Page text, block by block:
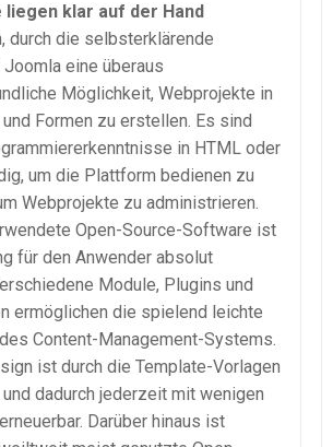
liegen klar auf der Hand
durch die selbsterklärende
eine überaus
Möglichkeit, Webprojekte in
Formen zu erstellen. Es sind
in HTML oder
um die Plattform bedienen zu
Webprojekte zu administrieren.
Open-Source-Software ist
für den Anwender absolut
Module, Plugins und
ermöglichen die spielend leichte
Content-Management-Systems.
ist durch die Template-Vorlagen
dadurch jederzeit mit wenigen
Darüber hinaus ist